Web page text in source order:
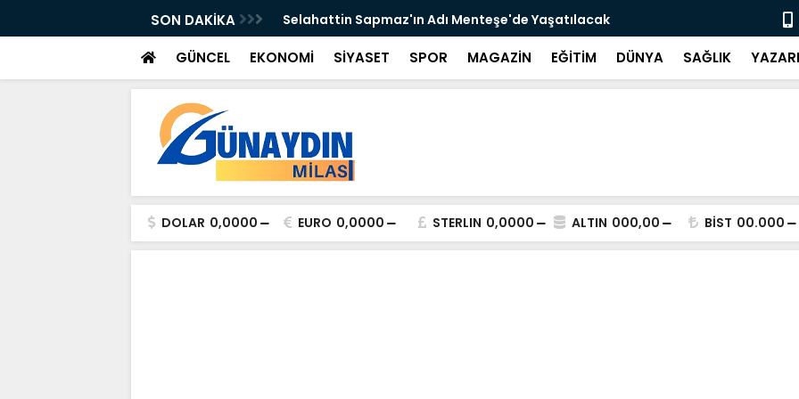
SON DAKİKA Selahattin Sapmaz'ın Adı Menteşe'de Yaşatılacak Emekli
GÜNCEL EKONOMİ SİYASET SPOR MAGAZİN EĞİTİM DÜNYA SAĞLIK
DOLAR 0,0000 EURO 0,0000 STERLIN 0,0000 ALTIN 000,00 BİST 00.000